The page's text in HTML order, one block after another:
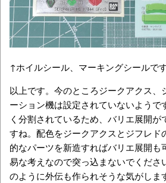
↑ホイルシール、マーキングシールです
以上です。今のところジークアクス、
ーション機は設定されていないようで
く分割されているため、バリエ展開
すね。配色をジークアクスとジフレド
的なパーツを新造すればバリエ展開も
易な考えなので突っ込まないでくださ
のように外伝も作られそうな気がしま